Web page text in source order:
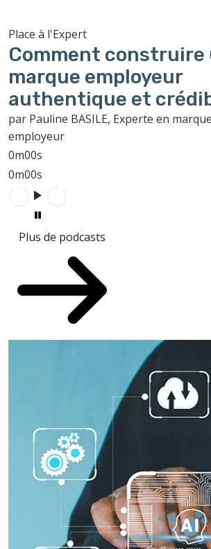
Place à l'Expert
Comment construire
marque employeur
authentique et
par Pauline BASILE, Experte en
employeur
0m00s
0m00s
Plus de podcasts